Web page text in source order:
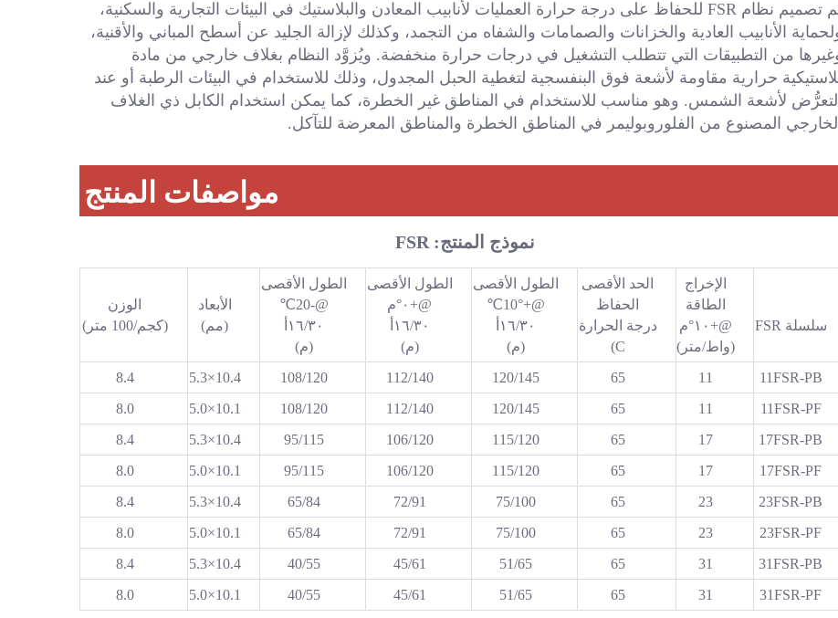
الخارجي المصنوع من الفلوروبوليمر في المناطق الخطرة والمناطق المعرضة للتآكل.
مواصفات المنتج
نموذج المنتج: FSR
سلسلة FSR
الإخراج
الطاقة
@+١٠°م
(واط/متر)
الحد الأقصى
الحفاظ
درجة الحرارة
C)
الطول الأقصى
@+10°℃
١٦/٣٠أ
(م)
الطول الأقصى
@+٠°م
١٦/٣٠أ
(م)
الطول الأقصى
@-20℃
١٦/٣٠أ
(م)
الأبعاد
(مم)
الوزن
(كجم/100 متر)
11FSR-PB
11
65
120/145
112/140
108/120
10.4×5.3
8.4
11FSR-PF
11
65
120/145
112/140
108/120
10.1×5.0
8.0
17FSR-PB
17
65
115/120
106/120
95/115
10.4×5.3
8.4
17FSR-PF
17
65
115/120
106/120
95/115
10.1×5.0
8.0
23FSR-PB
23
65
75/100
72/91
65/84
10.4×5.3
8.4
23FSR-PF
23
65
75/100
72/91
65/84
10.1×5.0
8.0
31FSR-PB
31
65
51/65
45/61
40/55
10.4×5.3
8.4
31FSR-PF
31
65
51/65
45/61
40/55
10.1×5.0
8.0